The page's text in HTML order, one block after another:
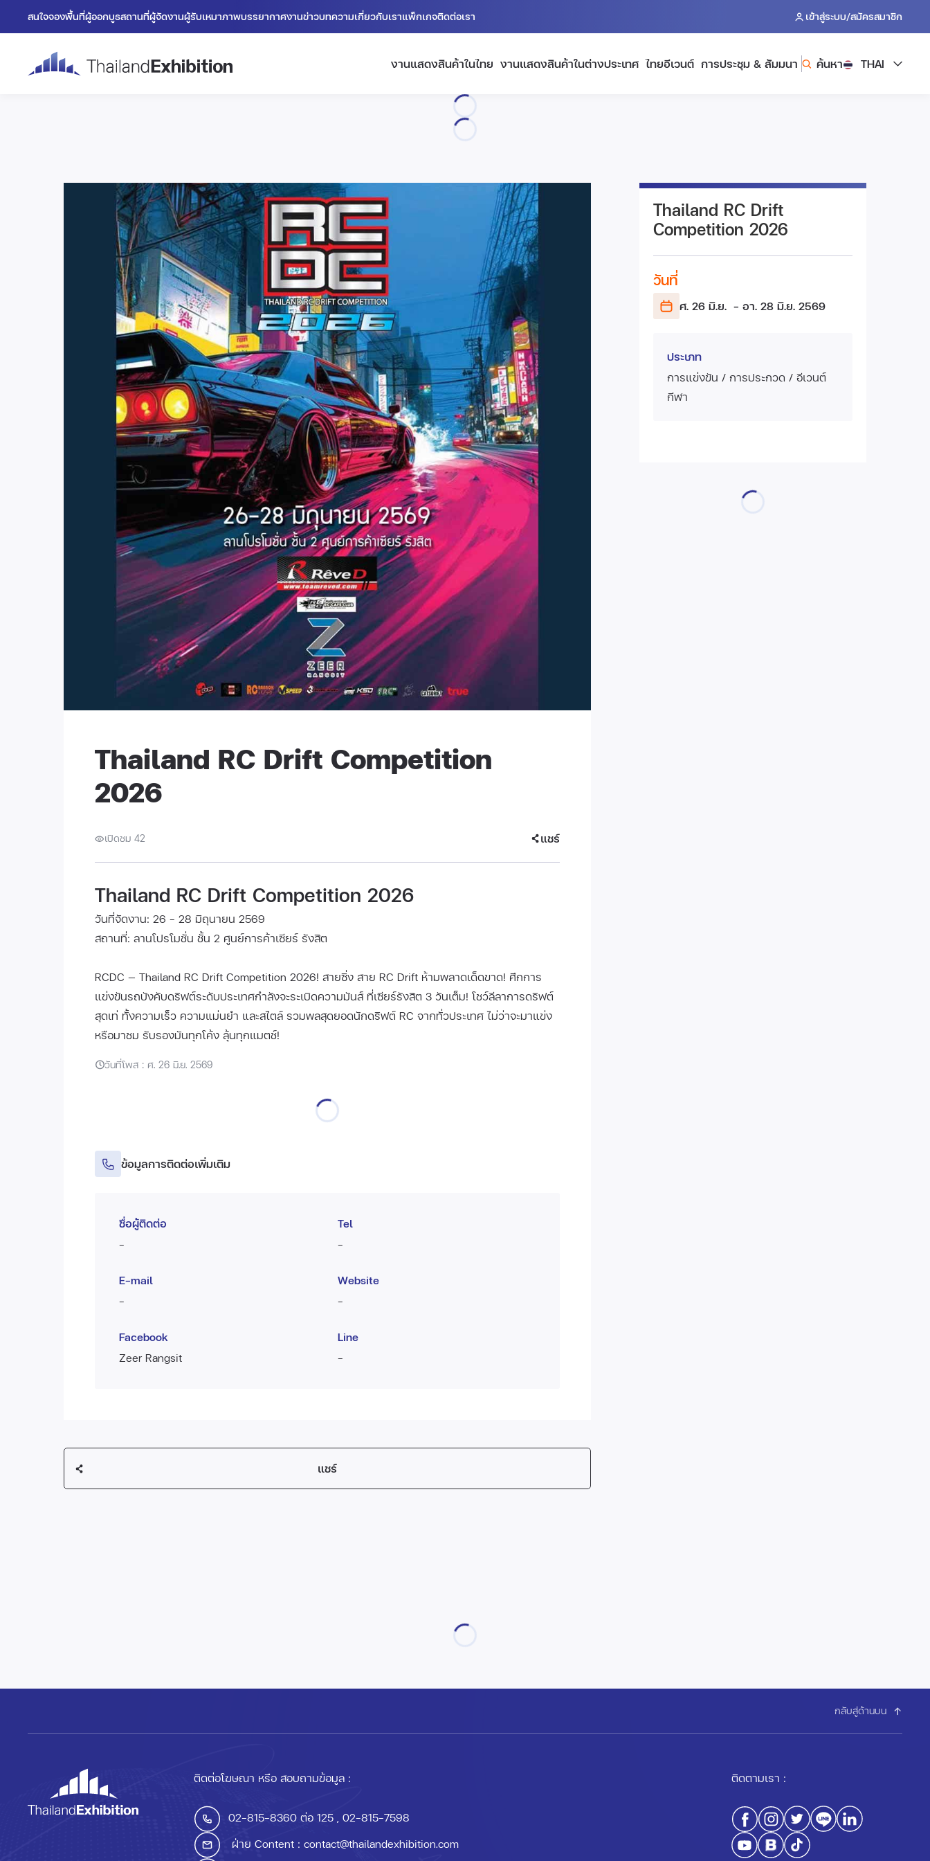
สนใจจองพื้นที่ผู้ออกบูธสถานที่ผู้จัดงานผู้รับเหมาภาพบรรยากาศงานข่าวบทความเกี่ยวกับเราแพ็กเกจติดต่อเรา เข้าสู่ระบบ/สมัครสมาชิก
งานแสดงสินค้าในไทย งานแสดงสินค้าในต่างประเทศ ไทยอีเวนต์ การประชุม & สัมมนา ค้นหา THAI
Thailand RC Drift
Competition 2026
วันที่
ศ. 26 มิ.ย. - อา. 28 มิ.ย. 2569
ประเภท
การแข่งขัน / การประกวด / อีเวนต์
กีฬา
Thailand RC Drift Competition
2026
เปิดชม 42 แชร์
Thailand RC Drift Competition 2026
วันที่จัดงาน: 26 - 28 มิถุนายน 2569
สถานที่: ลานโปรโมชั่น ชั้น 2 ศูนย์การค้าเซียร์ รังสิต
RCDC — Thailand RC Drift Competition 2026! สายซิ่ง สาย RC Drift ห้ามพลาดเด็ดขาด! ศึกการ
แข่งขันรถบังคับดริฟต์ระดับประเทศกำลังจะระเบิดความมันส์ ที่เซียร์รังสิต 3 วันเต็ม! โชว์ลีลาการดริฟต์
สุดเท่ ทั้งความเร็ว ความแม่นยำ และสไตล์ รวมพลสุดยอดนักดริฟต์ RC จากทั่วประเทศ ไม่ว่าจะมาแข่ง
หรือมาชม รับรองมันทุกโค้ง ลุ้นทุกแมตช์!
วันที่โพส : ศ. 26 มิ.ย. 2569
ข้อมูลการติดต่อเพิ่มเติม
ชื่อผู้ติดต่อ
-
Tel
-
E-mail
-
Website
-
Facebook
Zeer Rangsit
Line
-
แชร์
กลับสู่ด้านบน
ติดต่อโฆษณา หรือ สอบถามข้อมูล :
02-815-8360 ต่อ 125 , 02-815-7598
ฝ่าย Content : contact@thailandexhibition.com
ติดตามเรา :